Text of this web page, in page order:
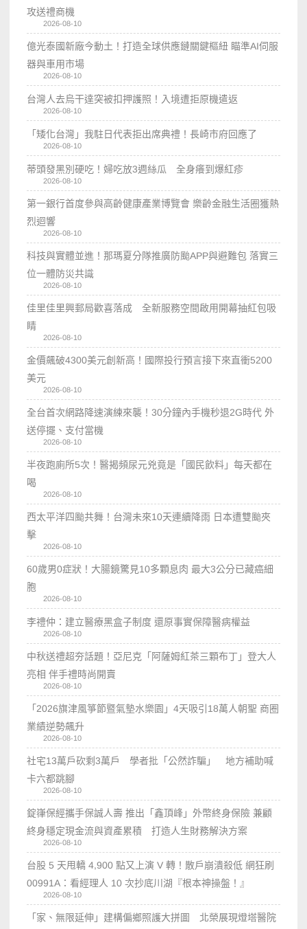
攻送禮商機
2026-08-10
億光泰國新廠今動土！打造全球供應鏈關鍵樞紐 瞄準AI伺服
器與車用市場
2026-08-10
台灣人去烏干達突被扣押護照！入境遭拒原機遣返
2026-08-10
「矮化台灣」我駐日代表拒出席典禮！長崎市府回應了
2026-08-10
蒂頭發黑別硬吃！婦吃放3週絲瓜 全身癢到爆紅疹
2026-08-10
第一銀行首度參與高齡健康產業博覽會 樂齡金融生活圈獲熱
烈迴響
2026-08-10
科技與實體並進！那瑪夏分隊推廣防颱APP與避難包 落實三
位一體防災共識
2026-08-10
佳里佳里興郵局歡喜落成 全新服務空間啟用開幕抽紅包吸
睛
2026-08-10
金價飆破4300美元創新高！國際投行預言接下來直衝5200
美元
2026-08-10
全台首次網路降速演練來襲！30分鐘內手機秒退2G時代 外
送停擺、支付當機
2026-08-10
半夜跑廁所5次！醫揭頻尿元兇竟是「國民飲料」每天都在
喝
2026-08-10
西太平洋四颱共舞！台灣未來10天連續降雨 日本遭雙颱夾
擊
2026-08-10
60歲男0症狀！大腸鏡驚見10多顆息肉 最大3公分已藏癌細
胞
2026-08-10
李禮仲：建立醫療黑盒子制度 還原事實保障醫病權益
2026-08-10
中秋送禮超夯話題！亞尼克「阿薩姆紅茶三顆布丁」登大人
亮相 伴手禮時尚開賣
2026-08-10
「2026旗津風箏節暨氣墊水樂園」4天吸引18萬人朝聖 商圈
業績逆勢飆升
2026-08-10
社宅13萬戶砍剩3萬戶 學者批「公然詐騙」 地方補助喊
卡六都跳腳
2026-08-10
錠嵂保經攜手保誠人壽 推出「鑫頂峰」外幣終身保險 兼顧
終身穩定現金流與資產累積 打造人生財務解決方案
2026-08-10
台股 5 天甩轎 4,900 點又上演 V 轉！散戶崩潰殺低 網狂刷
00991A：看經理人 10 次抄底川湖『根本神操盤！』
2026-08-10
「家、無限延伸」建構偏鄉照護大拼圖 北榮展現燈塔醫院